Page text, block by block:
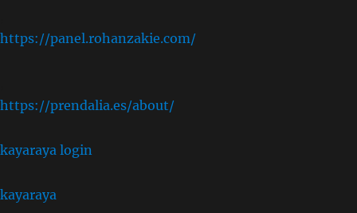
https://panel.rohanzakie.com/
https://prendalia.es/about/
kayaraya login
kayaraya